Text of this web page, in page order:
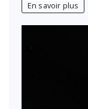
En savoir plus